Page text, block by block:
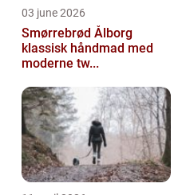
03 june 2026
Smørrebrød Ålborg
klassisk håndmad med
moderne tw...